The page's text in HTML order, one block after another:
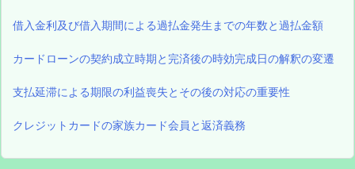
借入金利及び借入期間による過払金発生までの年数と過払金額
カードローンの契約成立時期と完済後の時効完成日の解釈の変遷
支払延滞による期限の利益喪失とその後の対応の重要性
クレジットカードの家族カード会員と返済義務